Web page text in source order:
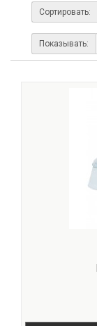
Сортировать:
Показывать: